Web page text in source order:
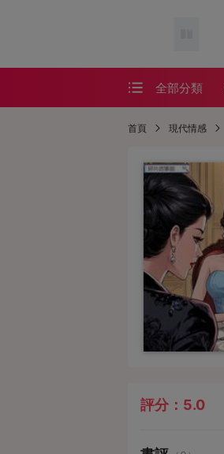
全部分類
會員短篇
番茄短篇
網絡熱文
耽美短篇
恐怖懸疑
懸疑恐怖
首頁 現代情感
評分： 5.0